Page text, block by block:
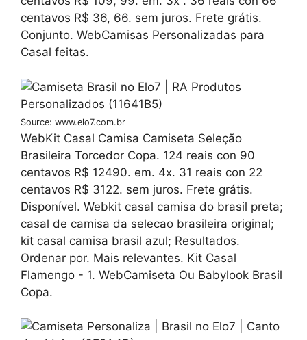
centavos R$ 36, 66. sem juros. Frete grátis.
Conjunto. WebCamisas Personalizadas para
Casal feitas.
Source: www.elo7.com.br
WebKit Casal Camisa Camiseta Seleção
Brasileira Torcedor Copa. 124 reais con 90
centavos R$ 12490. em. 4x. 31 reais con 22
centavos R$ 3122. sem juros. Frete grátis.
Disponível. Webkit casal camisa do brasil preta;
casal de camisa da selecao brasileira original;
kit casal camisa brasil azul; Resultados.
Ordenar por. Mais relevantes. Kit Casal
Flamengo - 1. WebCamiseta Ou Babylook Brasil
Copa.